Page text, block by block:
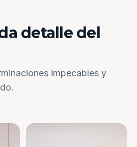
detalle del
impecables y